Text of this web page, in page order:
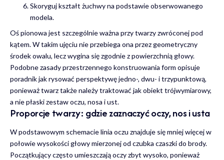
Skoryguj kształt żuchwy na podstawie obserwowanego
modela.
Oś pionowa jest szczególnie ważna przy twarzy zwróconej pod
kątem. W takim ujęciu nie przebiega ona przez geometryczny
środek owalu, lecz wygina się zgodnie z powierzchnią głowy.
Podobne zasady przestrzennego konstruowania form opisuje
poradnikjak rysować perspektywę jedno-, dwu- i trzypunktową,
ponieważ twarz także należy traktować jak obiekt trójwymiarowy,
a nie płaski zestaw oczu, nosa i ust.
Proporcje twarzy: gdzie zaznaczyć oczy, nos i usta
W podstawowym schemacie linia oczu znajduje się mniej więcej w
połowie wysokości głowy mierzonej od czubka czaszki do brody.
Początkujący często umieszczają oczy zbyt wysoko, ponieważ